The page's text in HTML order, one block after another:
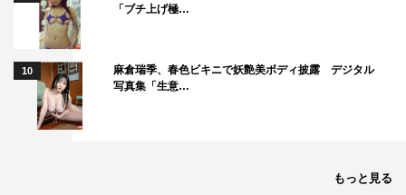
「ブチ上げ極…
10
麻倉瑞季、春色ビキニで妖艶美ボディ披露 デジタル
写真集「生意…
もっと見る